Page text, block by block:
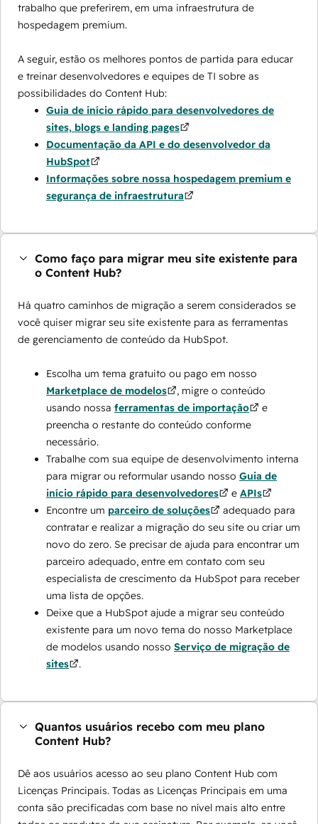
trabalho que preferirem, em uma infraestrutura de
hospedagem premium.
A seguir, estão os melhores pontos de partida para educar
e treinar desenvolvedores e equipes de TI sobre as
possibilidades do Content Hub:
Guia de início rápido para desenvolvedores de
sites, blogs e landing pages
Documentação da API e do desenvolvedor da
HubSpot
Informações sobre nossa hospedagem premium e
segurança de infraestrutura
Como faço para migrar meu site existente para
o Content Hub?
Há quatro caminhos de migração a serem considerados se
você quiser migrar seu site existente para as ferramentas
de gerenciamento de conteúdo da HubSpot.
Escolha um tema gratuito ou pago em nosso
Marketplace de modelos
, migre o conteúdo
usando nossa ferramentas de importação
e
preencha o restante do conteúdo conforme
necessário.
Trabalhe com sua equipe de desenvolvimento interna
para migrar ou reformular usando nosso Guia de
início rápido para desenvolvedores
e APIs
Encontre um parceiro de soluções
adequado para
contratar e realizar a migração do seu site ou criar um
novo do zero. Se precisar de ajuda para encontrar um
parceiro adequado, entre em contato com seu
especialista de crescimento da HubSpot para receber
uma lista de opções.
Deixe que a HubSpot ajude a migrar seu conteúdo
existente para um novo tema do nosso Marketplace
de modelos usando nosso Serviço de migração de
sites
.
Quantos usuários recebo com meu plano
Content Hub?
Dê aos usuários acesso ao seu plano Content Hub com
Licenças Principais. Todas as Licenças Principais em uma
conta são precificadas com base no nível mais alto entre